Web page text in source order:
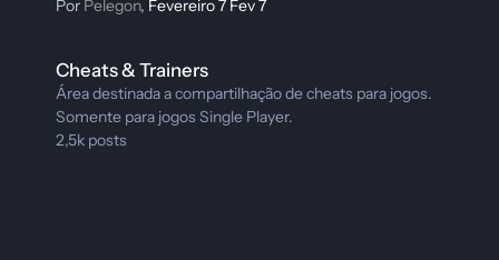
Por Pelegon, Fevereiro 7Fev 7
Cheats & Trainers
Área destinada a compartilhação de cheats para jogos.
Somente para jogos Single Player.
2,5k posts